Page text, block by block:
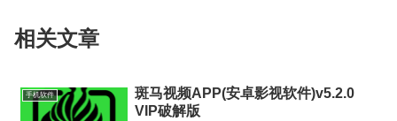
相关文章
手机软件
斑马视频APP(安卓影视软件)v5.2.0
VIP破解版